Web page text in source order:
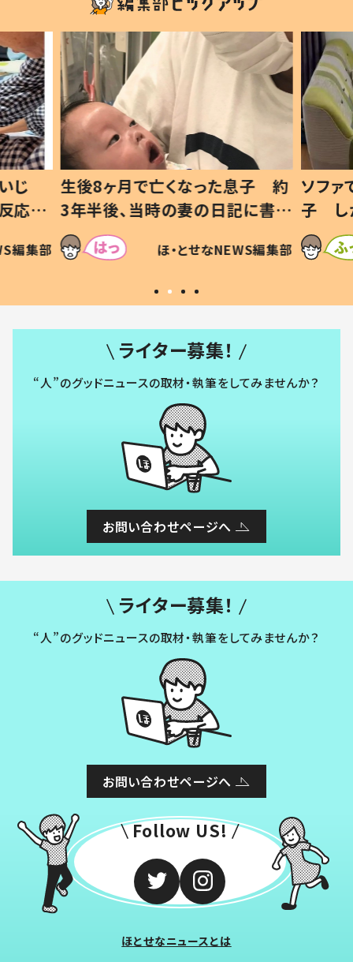
じ
応に
編集部
生後8ヶ月で亡くなった息子 約
3年半後、当時の妻の日記に書い
てあった本音とは
ほ・とせなNEWS編集部
ソファ
子 し
すべ
いから
ライター募集！
“人”のグッドニュースの取材・執筆をしてみませんか？
お問い合わせページへ
ライター募集！
“人”のグッドニュースの取材・執筆をしてみませんか？
お問い合わせページへ
Follow US!
ほとせなニュースとは